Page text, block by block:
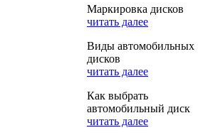
Маркировка дисков
читать далее
Виды автомобильных
дисков
читать далее
Как выбрать
автомобильный диск
читать далее